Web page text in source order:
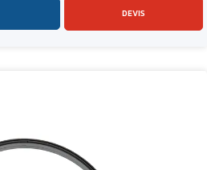
DEVIS